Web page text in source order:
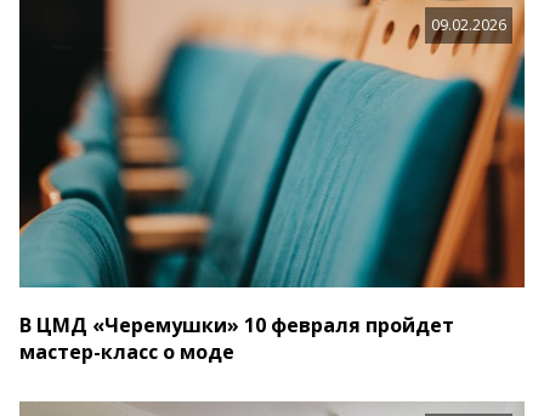
09.02.2026
В ЦМД «Черемушки» 10 февраля пройдет
мастер-класс о моде